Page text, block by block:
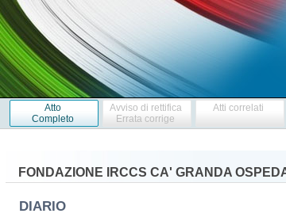
Atto
Completo
Avviso di rettifica
Errata corrige
Atti correlati
FONDAZIONE IRCCS CA' GRANDA
DIARIO